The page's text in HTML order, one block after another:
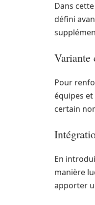
Dans
défini
Variante
Pour
équipes
certain
En
manière
apporter